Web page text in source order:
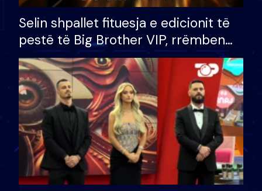
Selin shpallet fituesja e edicionit të
pestë të Big Brother VIP, rrëmben
çmimin e madh prej 100 mijë eurosh